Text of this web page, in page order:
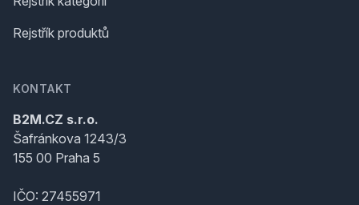
Rejstřík produktů
KONTAKT
B2M.CZ s.r.o.
Šafránkova 1243/3
155 00 Praha 5
IČO: 27455971